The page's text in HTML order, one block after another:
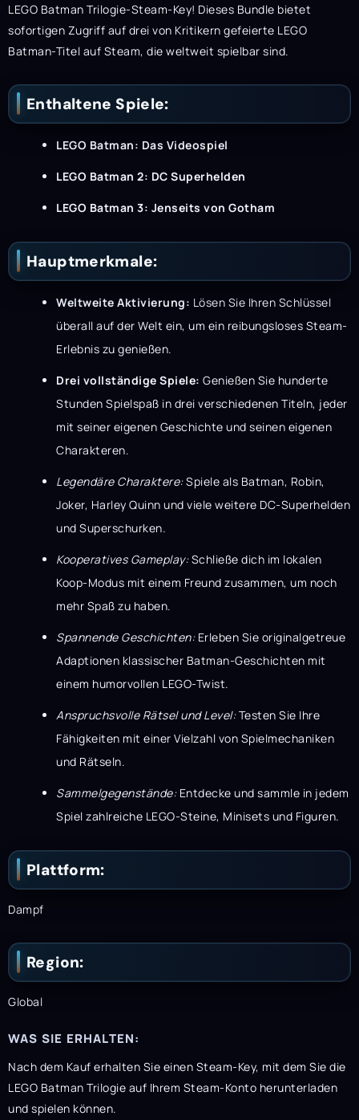
LEGO Batman Trilogie-Steam-Key! Dieses Bundle bietet
sofortigen Zugriff auf drei von Kritikern gefeierte LEGO
Batman-Titel auf Steam, die weltweit spielbar sind.
Enthaltene Spiele:
LEGO Batman: Das Videospiel
LEGO Batman 2: DC Superhelden
LEGO Batman 3: Jenseits von Gotham
Hauptmerkmale:
Weltweite Aktivierung: Lösen Sie Ihren Schlüssel
überall auf der Welt ein, um ein reibungsloses Steam-
Erlebnis zu genießen.
Drei vollständige Spiele: Genießen Sie hunderte
Stunden Spielspaß in drei verschiedenen Titeln, jeder
mit seiner eigenen Geschichte und seinen eigenen
Charakteren.
Legendäre Charaktere:Spiele als Batman, Robin,
Joker, Harley Quinn und viele weitere DC-Superhelden
und Superschurken.
Kooperatives Gameplay:Schließe dich im lokalen
Koop-Modus mit einem Freund zusammen, um noch
mehr Spaß zu haben.
Spannende Geschichten:Erleben Sie originalgetreue
Adaptionen klassischer Batman-Geschichten mit
einem humorvollen LEGO-Twist.
Anspruchsvolle Rätsel und Level:Testen Sie Ihre
Fähigkeiten mit einer Vielzahl von Spielmechaniken
und Rätseln.
Sammelgegenstände:Entdecke und sammle in jedem
Spiel zahlreiche LEGO-Steine, Minisets und Figuren.
Plattform:
Dampf
Region:
Global
WAS SIE ERHALTEN:
Nach dem Kauf erhalten Sie einen Steam-Key, mit dem Sie die
LEGO Batman Trilogie auf Ihrem Steam-Konto herunterladen
und spielen können.